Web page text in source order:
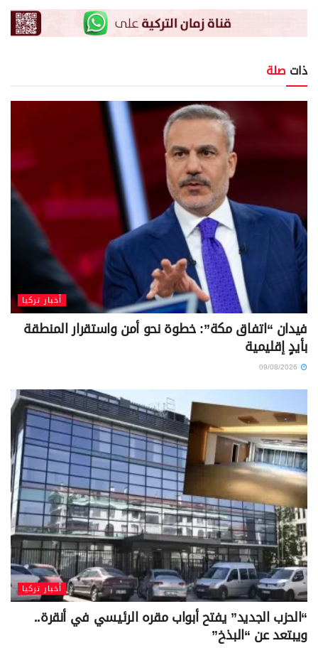
ذات صلة
أخبار تركيا
فيدان “اتفاق مكة”: خطوة نحو أمن واستقرار المنطقة
بأيدٍ إقليمية
أخبار تركيا
“الحزب الجديد” يفتح أبواب مقره الرئيسي في أنقرة..
ويبتعد عن “البذخ”